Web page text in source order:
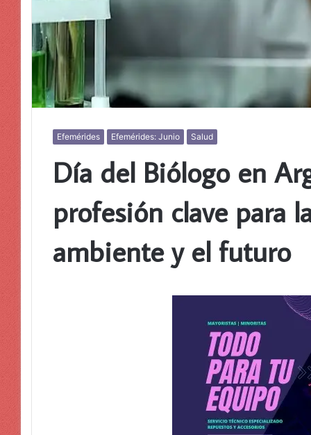
Efemérides Efemérides: Junio Salud
Día del Biólogo en
profesión clave para
ambiente y el futuro